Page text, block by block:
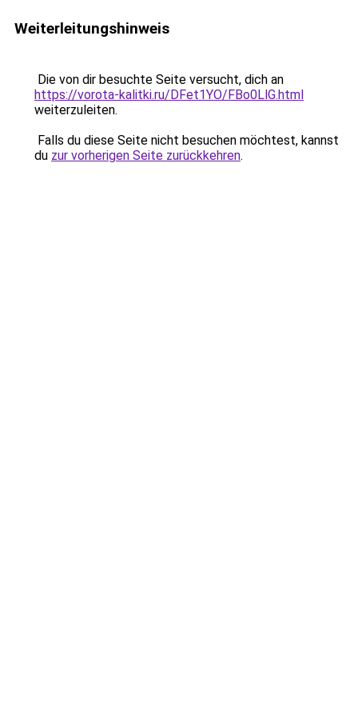
Weiterleitungshinweis
Die von dir besuchte Seite versucht, dich an
https://vorota-kalitki.ru/DFet1YO/FBo0LlG.html
weiterzuleiten.
Falls du diese Seite nicht besuchen möchtest, kannst
du zur vorherigen Seite zurückkehren.